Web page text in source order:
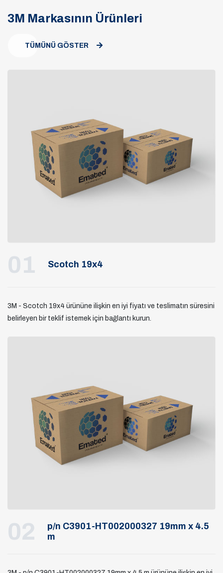
3M Markasının Ürünleri
TÜMÜNÜ GÖSTER
01 Scotch 19x4
3M - Scotch 19x4 ürününe ilişkin en iyi fiyatı ve teslimatın süresini
belirleyen bir teklif istemek için bağlantı kurun.
02
p/n C3901-HT002000327 19mm x 4.5
m